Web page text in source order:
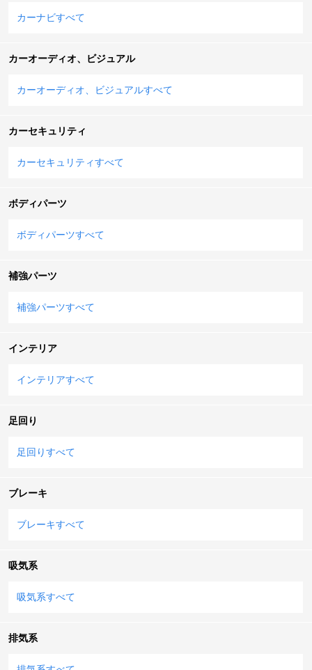
カーナビすべて
カーオーディオ、ビジュアル
カーオーディオ、ビジュアルすべて
カーセキュリティ
カーセキュリティすべて
ボディパーツ
ボディパーツすべて
補強パーツ
補強パーツすべて
インテリア
インテリアすべて
足回り
足回りすべて
ブレーキ
ブレーキすべて
吸気系
吸気系すべて
排気系